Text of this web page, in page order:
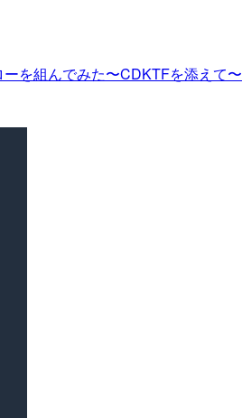
を組んでみた〜CDKTFを添えて〜